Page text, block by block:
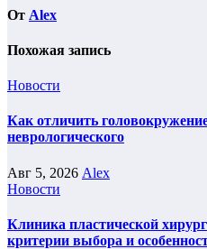
От Alex
Похожая запись
Новости
Как отличить
неврологического
Авг 5, 2026 Alex
Новости
Клиника пластической
критерии выбора и